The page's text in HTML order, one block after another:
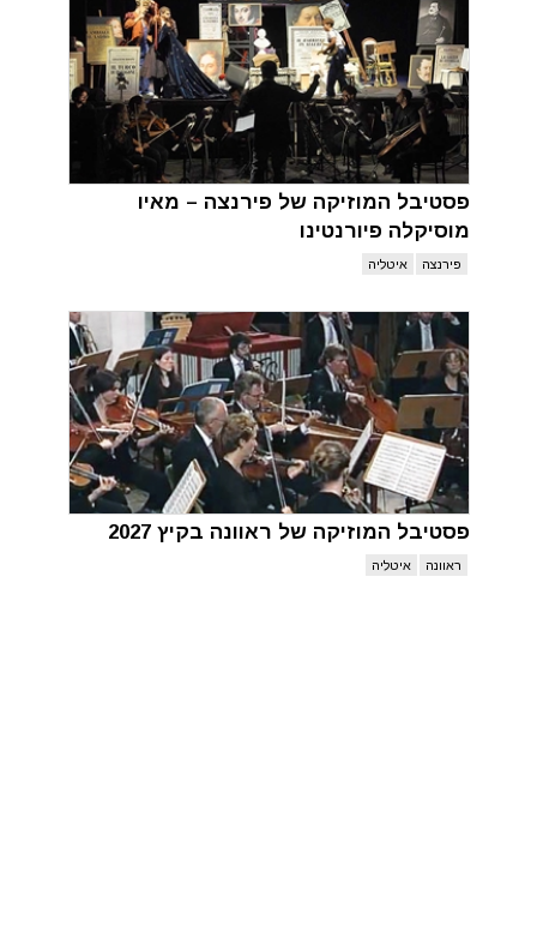
פסטיבל המוזיקה של פירנצה – מאיו
מוסיקלה פיורנטינו
פירנצה איטליה
פסטיבל המוזיקה של ראוונה בקיץ 2027
ראוונה איטליה